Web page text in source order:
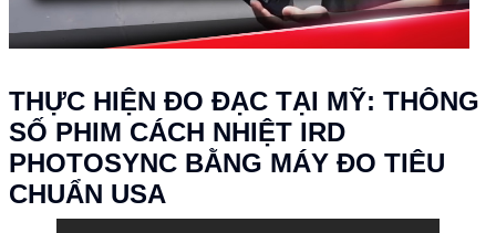
THỰC HIỆN ĐO ĐẠC TẠI MỸ: THÔNG
SỐ PHIM CÁCH NHIỆT IRD
PHOTOSYNC BẰNG MÁY ĐO TIÊU
CHUẨN USA